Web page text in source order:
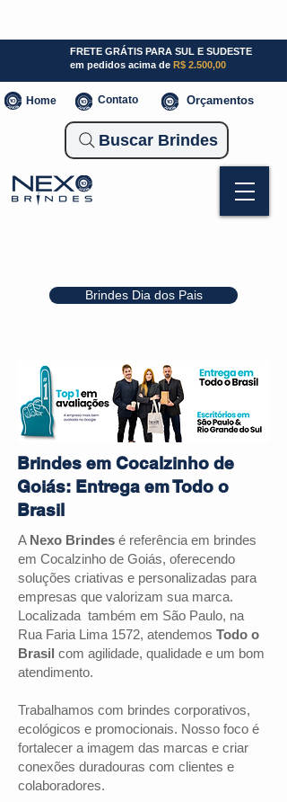
Brindes Dia dos Pais
FRETE GRÁTIS PARA SUL E SUDESTE
em pedidos acima de R$ 2.500,00
Home Contato Orçamentos
Buscar Brindes
Brindes em Cocalzinho de
Goiás: Entrega em Todo o
Brasil
A Nexo Brindes é referência em brindes
em Cocalzinho de Goiás, oferecendo
soluções criativas e personalizadas para
empresas que valorizam sua marca.
Localizada também em São Paulo, na
Rua Faria Lima 1572, atendemos Todo o
Brasil com agilidade, qualidade e um bom
atendimento.
Trabalhamos com brindes corporativos,
ecológicos e promocionais. Nosso foco é
fortalecer a imagem das marcas e criar
conexões duradouras com clientes e
colaboradores.